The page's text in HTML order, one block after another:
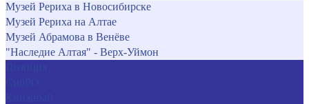
Музей Рериха в Новосибирске
Музей Рериха на Алтае
Музей Абрамова в Венёве
"Наследие Алтая" - Верх-Уймон